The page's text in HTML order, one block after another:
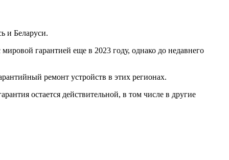
и Беларуси.
гарантией еще в 2023 году, однако до недавнего
ремонт устройств в этих регионах.
остается действительной, в том числе в другие